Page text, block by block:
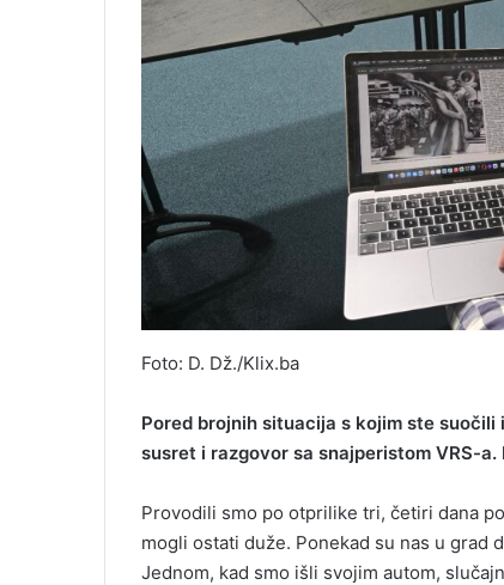
Foto: D. Dž./Klix.ba
Pored brojnih situacija s kojim ste
susret i razgovor sa snajperistom VRS-
Provodili smo po otprilike tri, četiri dana
mogli ostati duže. Ponekad su nas u grad
Jednom, kad smo išli svojim autom,